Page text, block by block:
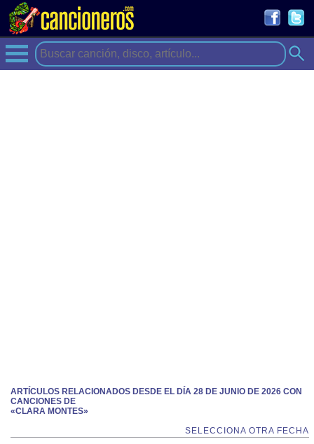
ARTÍCULOS RELACIONADOS DESDE EL DÍA 28 DE JUNIO DE 2026 CON
CANCIONES DE
«CLARA MONTES»
SELECCIONA OTRA FECHA